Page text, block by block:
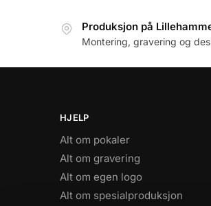
Produksjon på
Montering, gravering og
HJELP
Alt om pokaler
Alt om gravering
Alt om egen logo
Alt om spesialproduksjon